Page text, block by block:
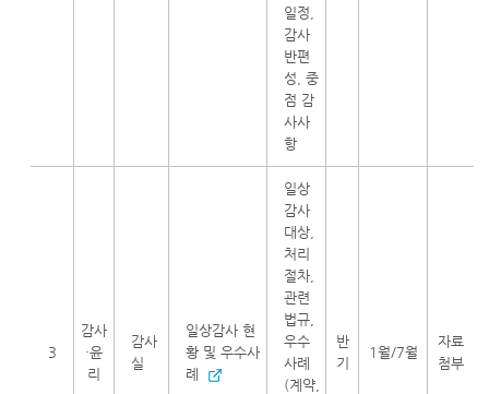
일정,
감사
반편
성, 중
점 감
사사
항
3
감사
·윤
리
감사
실
일상감사 현
황 및 우수사
례
일상
감사
대상,
처리
절차,
관련
법규,
우수
사례
(계약,
반
기
1월/7월
자료
첨부